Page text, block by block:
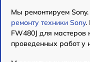
Мы ремонтируем
ремонту техники Sony.
FW480J для
проведенных работ у